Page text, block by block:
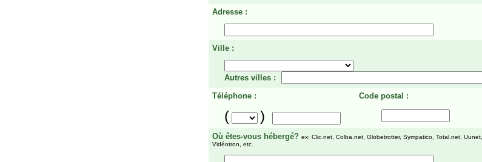
Adresse :
Ville :
Autres villes :
Téléphone :
Code postal :
( )
Où êtes-vous hébergé? ex: Clic.net, Colba.net, Globetrotter, Sympatico, Total.net, Uunet,
Vidéotron, etc.